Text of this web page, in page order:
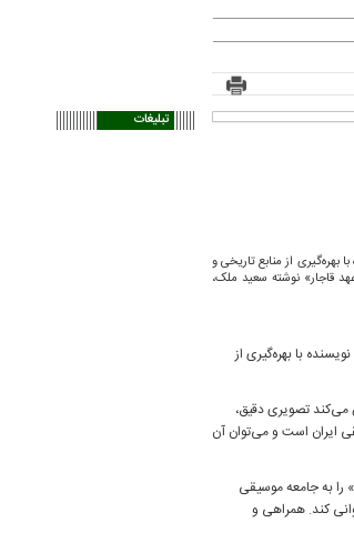
از منابع تاریخی و
قاجار» نوشته‌ سعید ملک،
با بهره‌گیری از
تصویری دقیق،
ایران است و می‌توان آن
را به جامعه موسیقی
کند. همراهی و
تبلیغات